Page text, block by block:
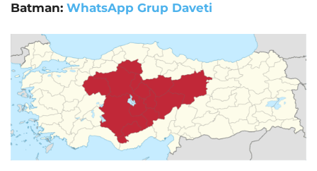
Batman: WhatsApp Grup Daveti